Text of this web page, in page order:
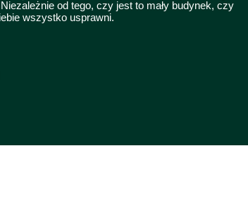
od tego, czy jest to mały budynek, czy
wszystko usprawni.